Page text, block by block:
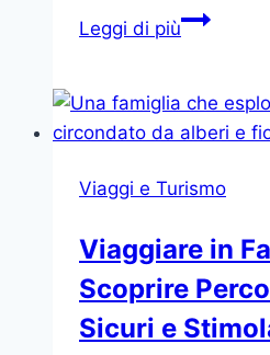
Leggi di piùSan
un
piedi
tra
pintxos,
spiagge
Viaggi e Turismo
Viaggiare in
Scoprire
Sicuri e